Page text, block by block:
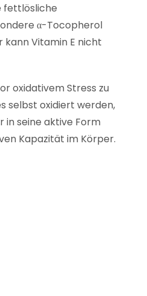
fettlösliche
α-Tocopherol
Vitamin E nicht
oxidativem Stress zu
selbst oxidiert werden,
in seine aktive Form
Kapazität im Körper.